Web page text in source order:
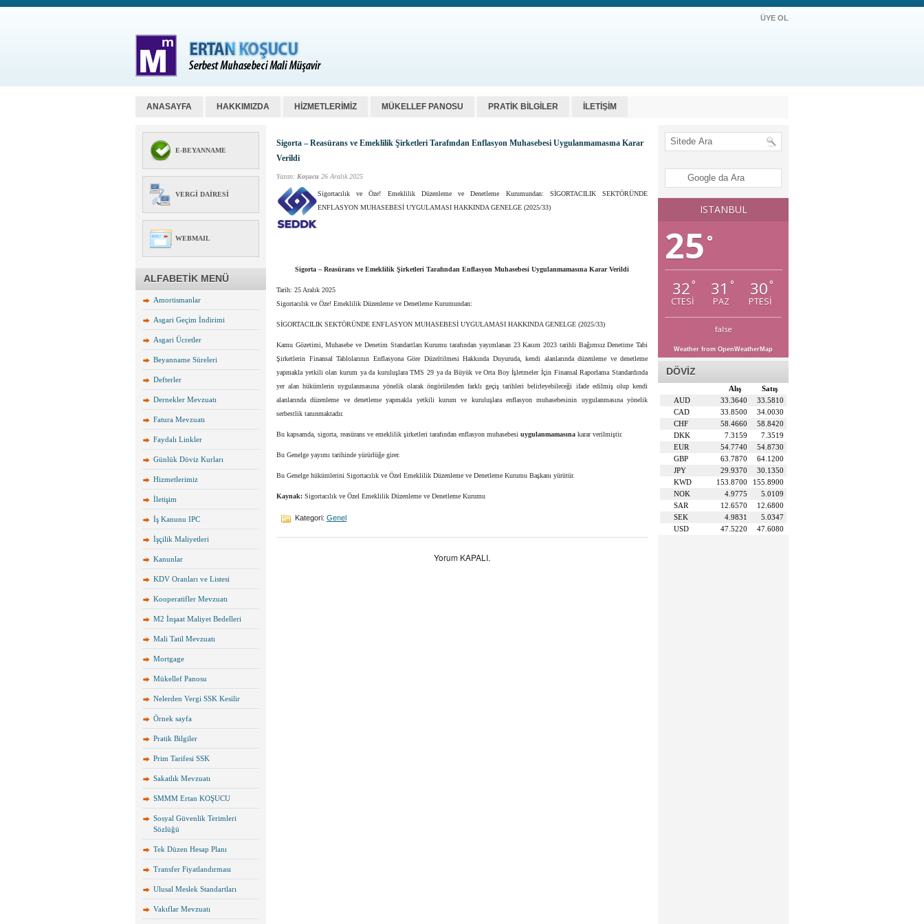
ÜYE OL
ANASAYFA HAKKIMIZDA HİZMETLERİMİZ MÜKELLEF PANOSU PRATİK BİLGİLER İLETİŞİM
E-BEYANNAME
VERGI DAIRESI
WEBMAIL
ALFABETİK MENÜ
Amortismanlar
Asgari Geçim İndirimi
Asgari Ücretler
Beyanname Süreleri
Defterler
Dernekler Mevzuatı
Fatura Mevzuatı
Faydalı Linkler
Günlük Döviz Kurları
Hizmetlerimiz
İletişim
İş Kanunu IPC
İşçilik Maliyetleri
Kanunlar
KDV Oranları ve Listesi
Kooperatifler Mevzuatı
M2 İnşaat Maliyet Bedelleri
Mali Tatil Mevzuatı
Mortgage
Mükellef Panosu
Nelerden Vergi SSK Kesilir
Örnek sayfa
Pratik Bilgiler
Prim Tarifesi SSK
Sakatlık Mevzuatı
SMMM Ertan KOŞUCU
Sosyal Güvenlik Terimleri
Sözlüğü
Tek Düzen Hesap Planı
Transfer Fiyatlandırması
Ulusal Meslek Standartları
Vakıflar Mevzuatı
Sigorta – Reasürans ve Emeklilik Şirketleri Tarafından Enflasyon Muhasebesi Uygulanmamasına Karar
Verildi
Yazan: Koşucu 26 Aralık 2025
Sigortacılık ve Öze! Emeklilik Düzenleme ve Denetleme Kurumundan: SİGORTACILIK SEKTÖRÜNDE
ENFLASYON MUHASEBESİ UYGULAMASI HAKKINDA GENELGE (2025/33)
Sigorta – Reasürans ve Emeklilik Şirketleri Tarafından Enflasyon Muhasebesi Uygulanmamasına Karar Verildi
Tarih: 25 Aralık 2025
Sigortacılık ve Öze! Emeklilik Düzenleme ve Denetleme Kurumundan:
SİGORTACILIK SEKTÖRÜNDE ENFLASYON MUHASEBESİ UYGULAMASI HAKKINDA GENELGE (2025/33)
Kamu Gözetimi, Muhasebe ve Denetim Standartları Kurumu tarafından yayımlanan 23 Kasım 2023 tarihli Bağımsız Denetime Tabi
Şirketlerin Finansal Tablolarının Enflasyona Göre Düzeltilmesi Hakkında Duyuruda, kendi alanlarında düzenleme ve denetleme
yapmakla yetkili olan kurum ya da kuruluşlara TMS 29 ya da Büyük ve Orta Boy İşletmeler İçin Finansal Raporlama Standardında
yer alan hükümlerin uygulanmasına yönelik olarak öngörülenden farklı geçiş tarihleri belirleyebileceği ifade edilmiş olup kendi
alanlarında düzenleme ve denetleme yapmakla yetkili kurum ve kuruluşlara enflasyon muhasebesinin uygulanmasına yönelik
serbestlik tanınmaktadır.
Bu kapsamda, sigorta, reasürans ve emeklilik şirketleri tarafından enflasyon muhasebesi uygulanmamasına karar verilmiştir.
Bu Genelge yayımı tarihinde yürürlüğe girer.
Bu Genelge hükümlerini Sigortacılık ve Özel Emeklilik Düzenleme ve Denetleme Kurumu Başkanı yürütür.
Kaynak: Sigortacılık ve Özel Emeklilik Düzenleme ve Denetleme Kurumu
Kategori: Genel
Yorum KAPALI.
ISTANBUL
25 °
32 °
CTESI
31 °
PAZ
30 °
PTESI
false
Weather from OpenWeatherMap
DÖVİZ
Satış
Alış
AUD
33.5810
33.3640
CAD
34.0030
33.8500
CHF
58.8420
58.4660
DKK
7.3519
7.3159
EUR
54.8730
54.7740
GBP
64.1200
63.7870
JPY
30.1350
29.9370
KWD
155.8900
153.8700
NOK
5.0109
4.9775
SAR
12.6800
12.6570
SEK
5.0347
4.9831
USD
47.6080
47.5220